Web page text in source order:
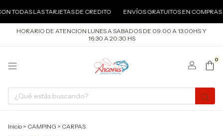
TODAS LAS TARJETAS DE CREDITO ENVÍOS GRATUITOS EN
HORARIO DE ATENCION LUNES A SABADOS DE 09:00 A 13.00HS Y
16:30 A 20:30 HS
0
Inicio > CAMPING > CARPAS